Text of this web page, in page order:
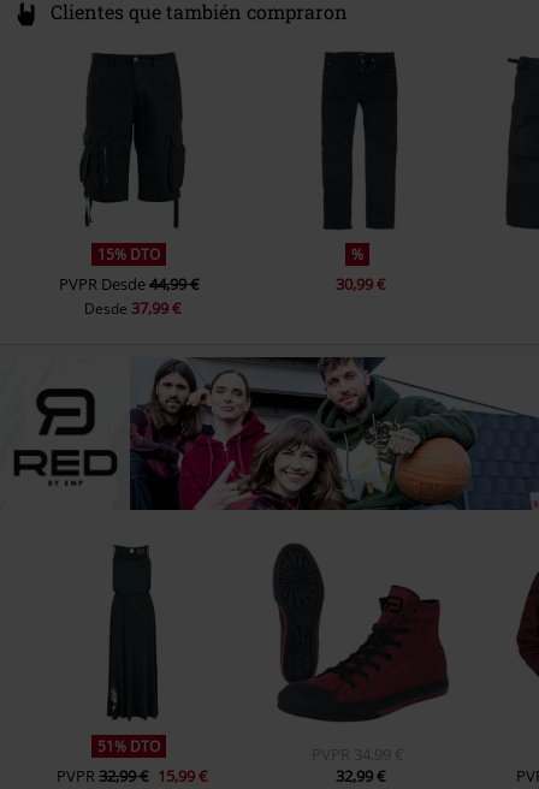
Clientes que también compraron
15% DTO
PVPR Desde44,99 €
Desde 37,99 €
%
30,99 €
51% DTO
PVPR32,99 € 15,99 €
PVPR 34,99 €
32,99 €